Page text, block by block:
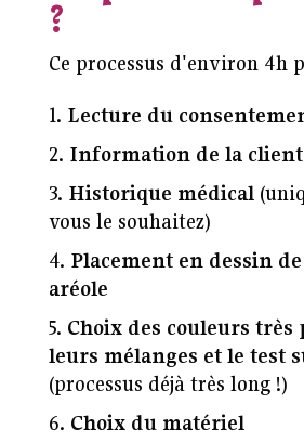
?
Ce processus d'environ 4h
Lecture du
Information de la
Historique médical
vous le souhaitez)
Placement en dessin
aréole
Choix des couleurs très
leurs mélanges et le test
(processus déjà très long !)
Choix du matériel